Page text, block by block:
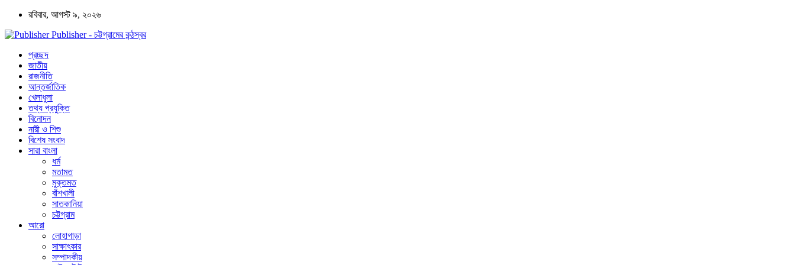
রবিবার, আগস্ট ৯, ২০২৬
Publisher - চট্টগ্রামের কন্ঠস্বর
প্রচ্ছদ
জাতীয়
রাজনীতি
আন্তর্জাতিক
খেলাধুলা
তথ্য প্রযুক্তি
বিনোদন
নারী ও শিশু
বিশেষ সংবাদ
সারা বাংলা
ধর্ম
মতামত
মুক্তমত
বাঁশখালী
সাতকানিয়া
চট্টগ্রাম
আরো
লোহাগাড়া
সাক্ষাৎকার
সম্পাদকীয়